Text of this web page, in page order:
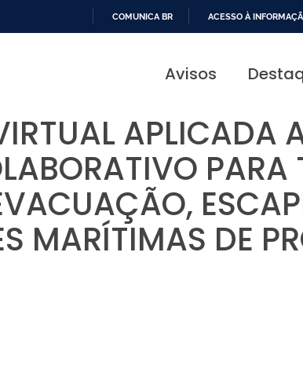
PARA
COMUNICA BR ACESSO À
Avisos
APLICADA
PARA
MARÍTIMAS DE